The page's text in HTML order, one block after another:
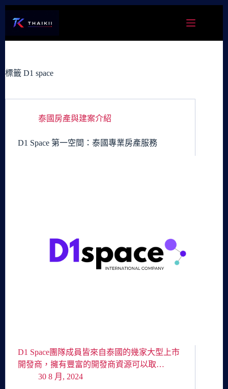
容
標籤 D1 space
泰國房產與建案介紹
D1 Space 第一空間：泰國專業房產服務
D1 Space團隊成員皆來自泰國的幾家大型上市
開發商，擁有豐富的開發商資源可以取…
30 8 月, 2024